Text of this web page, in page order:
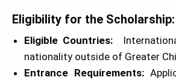
Eligibility for the Scholarship:
Eligible Countries:
nationality outside of Greater
Entrance Requirements: